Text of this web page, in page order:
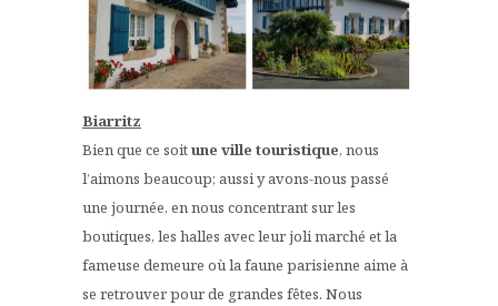
Biarritz
Bien que ce soitune ville touristique, nous
l’aimons beaucoup; aussi y avons-nous passé
une journée, en nous concentrant sur les
boutiques, les halles avec leur joli marché et la
fameuse demeure où la faune parisienne aime à
se retrouver pour de grandes fêtes. Nous